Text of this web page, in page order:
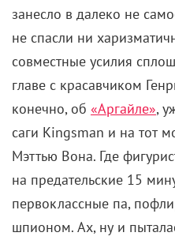
занесло в далеко не
не спасли ни
совместные усилия
главе с красавчиком
конечно, об «Аргайле»,
саги Kingsman и на тот
Мэттью Вона. Где
на предательские 15
первоклассные па,
шпионом. Ах, ну и